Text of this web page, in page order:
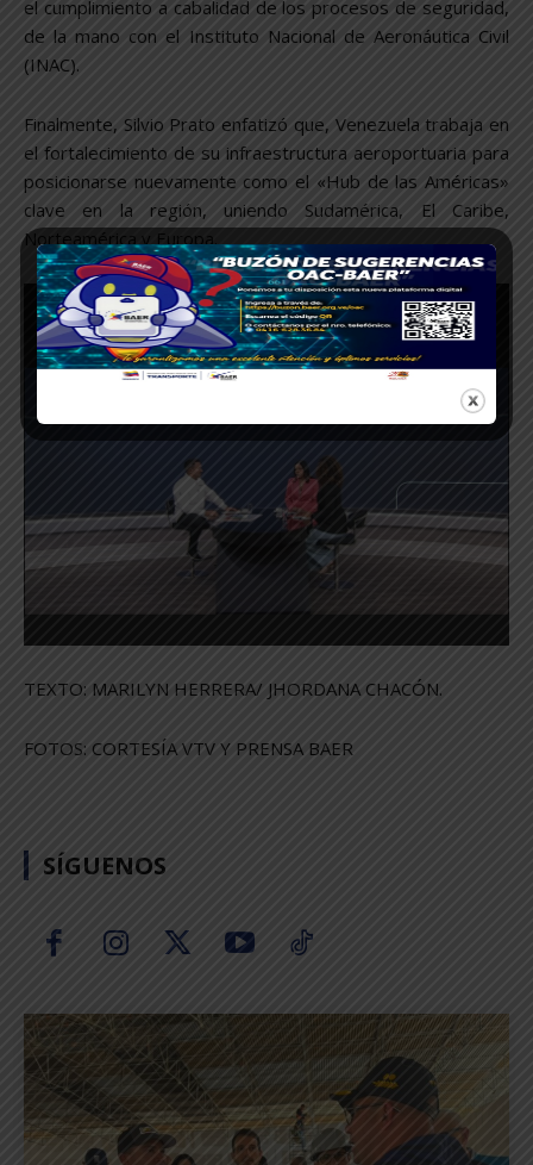
el cumplimiento a cabalidad de los procesos de seguridad,
de la mano con el Instituto Nacional de Aeronáutica Civil
(INAC).
Finalmente, Silvio Prato enfatizó que, Venezuela trabaja en
el fortalecimiento de su infraestructura aeroportuaria para
posicionarse nuevamente como el «Hub de las Américas»
clave en la región, uniendo Sudamérica, El Caribe,
Norteamérica y Europa.
de 8
TEXTO: MARILYN HERRERA/ JHORDANA CHACÓN.
FOTOS: CORTESÍA VTV Y PRENSA BAER
SÍGUENOS